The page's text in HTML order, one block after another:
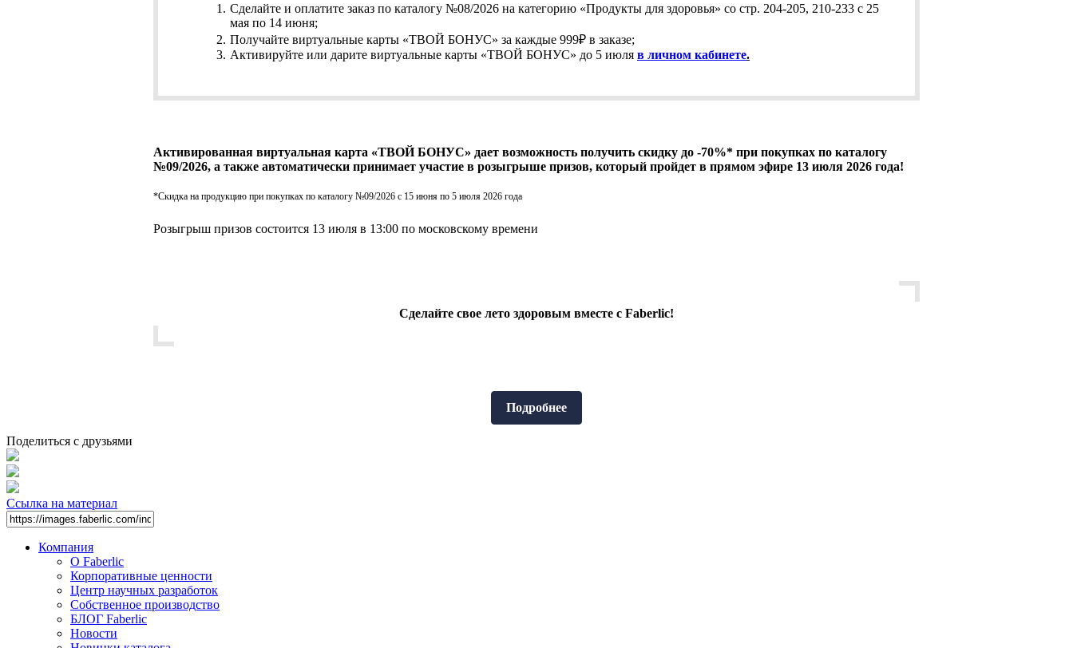
Сделайте и оплатите заказ по каталогу №08/2026 на категорию «Продукты для здоровья» со стр. 204-205, 210-233 с 25
мая по 14 июня;
Получайте виртуальные карты «ТВОЙ БОНУС» за каждые 999₽ в заказе;
Активируйте или дарите виртуальные карты «ТВОЙ БОНУС» до 5 июля в личном кабинете.
Активированная виртуальная карта «ТВОЙ БОНУС» дает возможность получить скидку до -70%* при покупках по каталогу
№09/2026, а также автоматически принимает участие в розыгрыше призов, который пройдет в прямом эфире 13 июля 2026 года!
*Скидка на продукцию при покупках по каталогу №09/2026 с 15 июня по 5 июля 2026 года
Розыгрыш призов состоится 13 июля в 13:00 по московскому времени
Сделайте свое лето здоровым вместе с Faberlic!
Подробнее
Поделиться с друзьями
Ссылка на материал
Компания
О Faberlic
Корпоративные ценности
Центр научных разработок
Собственное производство
БЛОГ Faberlic
Новости